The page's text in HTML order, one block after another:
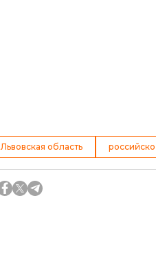
Львовская область